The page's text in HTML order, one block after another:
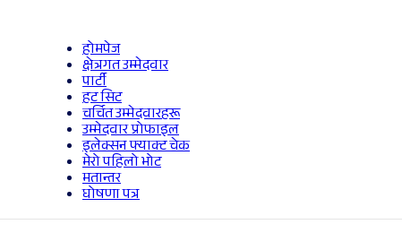
होमपेज
क्षेत्रगत उम्मेदवार
पार्टी
हट सिट
चर्चित उम्मेदवारहरू
उम्मेदवार प्रोफाइल
इलेक्सन फ्याक्ट चेक
मेरो पहिलो भोट
मतान्तर
घोषणा पत्र